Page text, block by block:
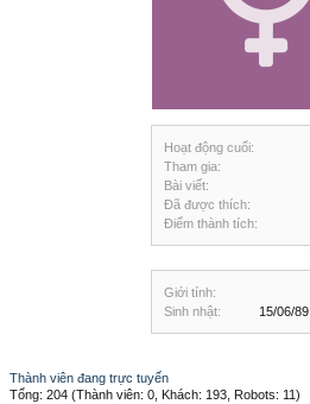
Hoạt động cuối:
Tham gia:
Bài viết:
Đã được thích:
Điểm thành tích:
Giới tính:
Sinh nhật:
15/06/89
Thành viên đang trực tuyến
Tổng: 204 (Thành viên: 0, Khách: 193, Robots: 11)